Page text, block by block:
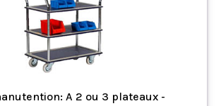
A 2 ou 3 plateaux -